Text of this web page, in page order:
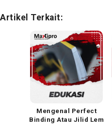
Artikel Terkait:
Mengenal Perfect
Binding Atau Jilid Lem